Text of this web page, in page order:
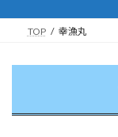
TOP 幸漁丸